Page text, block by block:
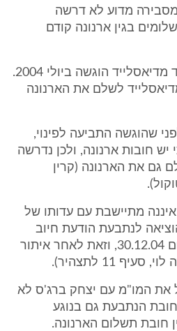
ידי העירייה בסוף 2004 מסבירה מדוע לא דרשה
בגין ארנונה קודם
התביעה של הנתבעת נגד מדיאסלייד הוגשה ביולי 2004.
לשלם את הארנונה
שהוגשה התביעה לפינוי,
חובות ארנונה, ולכן נדרשה
גם את הארנונה (קרין
מתיישבת עם עדותו של
לנתבעת הודעת חיוב
לשנת המס 2004 רק ביום 30.12.04, וזאת לאחר איתור
11 לתצהיר).
את המו"מ עם יצחק ברג'ס לא
הנתבעת גם בנוגע
חובת תשלום הארנונה.